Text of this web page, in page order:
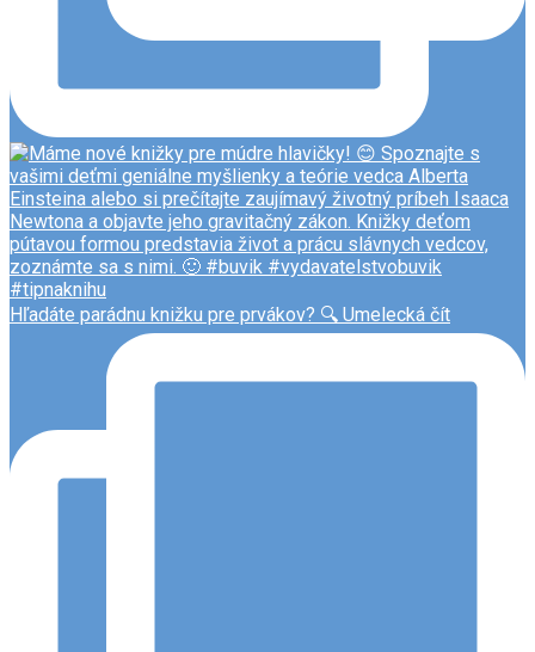
Hľadáte parádnu knižku pre prvákov? 🔍 Umelecká čít